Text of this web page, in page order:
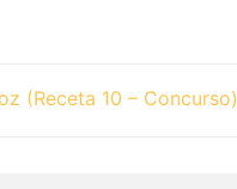
(Receta 10 – Concurso)